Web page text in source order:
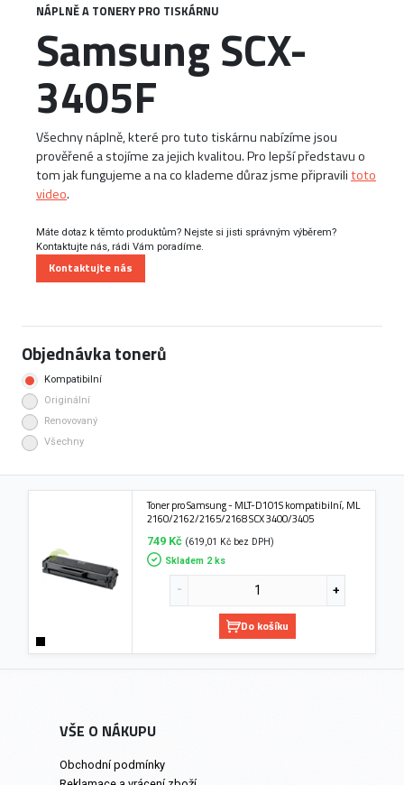
NÁPLNĚ A TONERY PRO TISKÁRNU
Samsung SCX-
3405F
Všechny náplně, které pro tuto tiskárnu nabízíme jsou
prověřené a stojíme za jejich kvalitou. Pro lepší představu o
tom jak fungujeme a na co klademe důraz jsme připravilitoto
video.
Máte dotaz k těmto produktům? Nejste si jisti správným výběrem?
Kontaktujte nás, rádi Vám poradíme.
Kontaktujte nás
Objednávka tonerů
Kompatibilní
Originální
Renovovaný
Všechny
Toner pro Samsung - MLT-D101S kompatibilní, ML
2160/2162/2165/2168 SCX 3400/3405
749 Kč (619,01 Kč bez DPH)
Skladem 2 ks
Do košíku
VŠE O NÁKUPU
Obchodní podmínky